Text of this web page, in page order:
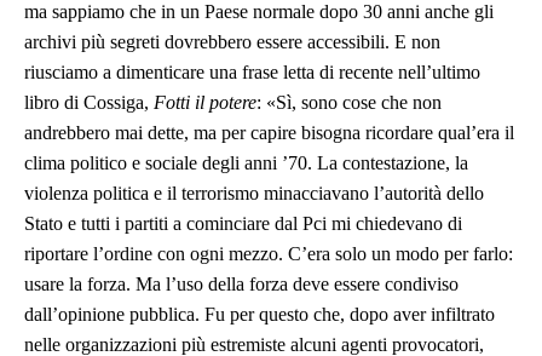
ma sappiamo che in un Paese normale dopo 30 anni anche gli
archivi più segreti dovrebbero essere accessibili. E non
riusciamo a dimenticare una frase letta di recente nell’ultimo
libro di Cossiga, Fotti il potere: «Sì, sono cose che non
andrebbero mai dette, ma per capire bisogna ricordare qual’era il
clima politico e sociale degli anni ’70. La contestazione, la
violenza politica e il terrorismo minacciavano l’autorità dello
Stato e tutti i partiti a cominciare dal Pci mi chiedevano di
riportare l’ordine con ogni mezzo. C’era solo un modo per farlo:
usare la forza. Ma l’uso della forza deve essere condiviso
dall’opinione pubblica. Fu per questo che, dopo aver infiltrato
nelle organizzazioni più estremiste alcuni agenti provocatori,